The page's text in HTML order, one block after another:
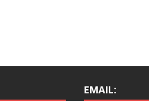
EMAIL: